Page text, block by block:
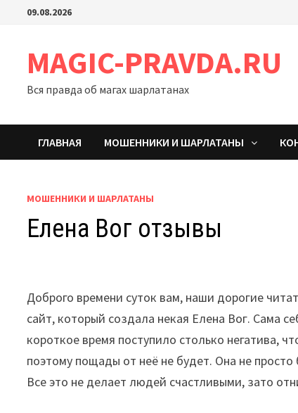
Перейти09.08.2026
MAGIC-PRAVDA.RU
Вся правда об магах шарлатанах
ГЛАВНАЯ МОШЕННИКИ И ШАРЛАТАНЫ
МОШЕННИКИ И ШАРЛАТАНЫ
Елена Вог отзывы
Доброго времени суток вам, наши дорогие
сайт, который создала некая Елена Вог. Сама
короткое время поступило столько негатива,
поэтому пощады от неё не будет. Она не
Все это не делает людей счастливыми, зато